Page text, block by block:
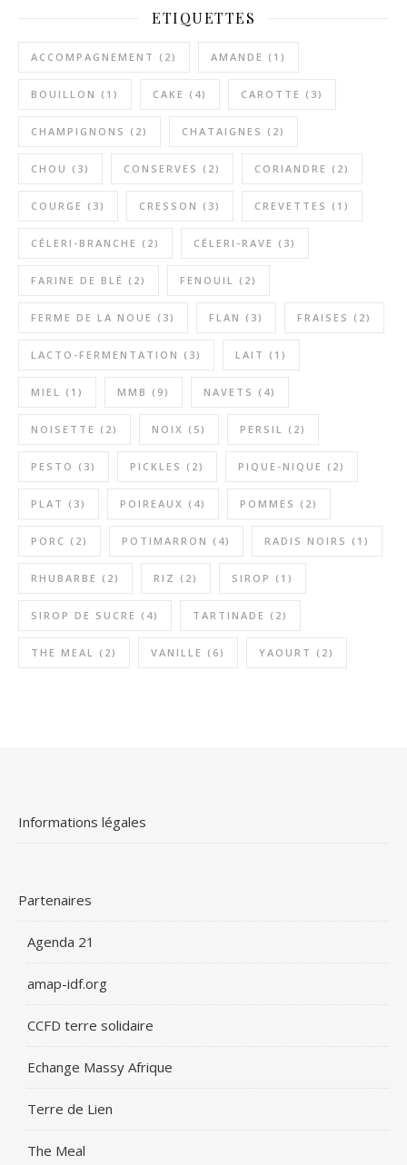
ETIQUETTES
ACCOMPAGNEMENT (2) AMANDE (1)
BOUILLON (1) CAKE (4) CAROTTE (3)
CHAMPIGNONS (2) CHATAIGNES (2)
CHOU (3) CONSERVES (2) CORIANDRE (2)
COURGE (3) CRESSON (3) CREVETTES (1)
CÉLERI-BRANCHE (2) CÉLERI-RAVE (3)
FARINE DE BLÉ (2) FENOUIL (2)
FERME DE LA NOUE (3) FLAN (3) FRAISES (2)
LACTO-FERMENTATION (3) LAIT (1)
MIEL (1) MMB (9) NAVETS (4)
NOISETTE (2) NOIX (5) PERSIL (2)
PESTO (3) PICKLES (2) PIQUE-NIQUE (2)
PLAT (3) POIREAUX (4) POMMES (2)
PORC (2) POTIMARRON (4) RADIS NOIRS (1)
RHUBARBE (2) RIZ (2) SIROP (1)
SIROP DE SUCRE (4) TARTINADE (2)
THE MEAL (2) VANILLE (6) YAOURT (2)
Informations légales
Partenaires
Agenda 21
amap-idf.org
CCFD terre solidaire
Echange Massy Afrique
Terre de Lien
The Meal